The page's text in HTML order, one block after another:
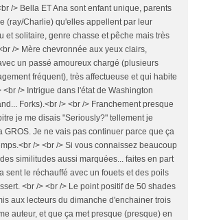
/> Bella ET Ana sont enfant unique, parents
(ray/Charlie) qu'elles appellent par leur
et solitaire, genre chasse et pêche mais très
/> Mère chevronnée aux yeux clairs,
un passé amoureux chargé (plusieurs
fréquent), très affectueuse et qui habite
<br /> Intrigue dans l'état de Washington
Forks).<br /> <br /> Franchement presque
je me disais "Seriously?" tellement je
GROS. Je ne vais pas continuer parce que ça
/> <br /> Si vous connaissez beaucoup
similitudes aussi marquées... faites en part
sent le réchauffé avec un fouets et des poils
<br /> <br /> Le point positif de 50 shades
aux lecteurs du dimanche d'enchainer trois
auteur, et que ça met presque (presque) en